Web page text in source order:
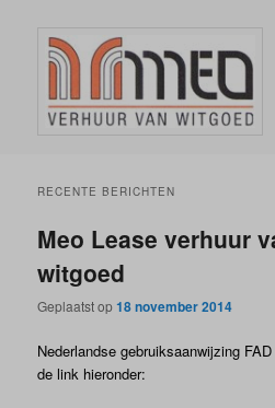
RECENTE BERICHTEN
Meo Lease verhuur
witgoed
Geplaatst op18 november 2014
Nederlandse gebruiksaanwijzing
de link hieronder: